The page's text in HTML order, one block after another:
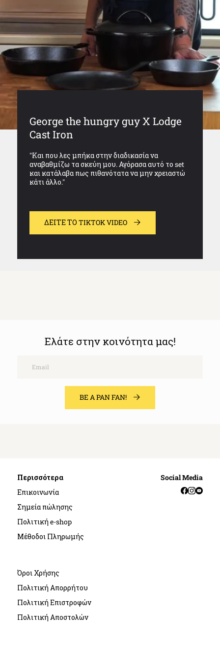
George the hungry guy X Lodge
Cast Iron
"Και που λες μπήκα στην διαδικασία να
αναβαθμίζω τα σκεύη μου. Αγόρασα αυτό το set
και κατάλαβα πως πιθανότατα να μην χρειαστώ
κάτι άλλο."
ΔΕΊΤΕ ΤΟ TIKTOK VIDEO
Ελάτε στην κοινότητα μας!
BE A PAN FAN!
Περισσότερα
Επικοινωνία
Σημεία πώλησης
Πολιτική e-shop
Μέθοδοι Πληρωμής
Όροι Χρήσης
Πολιτική Απορρήτου
Πολιτική Επιστροφών
Πολιτική Αποστολών
Social Media
Facebook